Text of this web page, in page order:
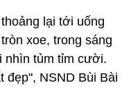
lại tới uống
xoe, trong sáng
nhìn tủm tỉm cười.
đẹp", NSND Bùi Bài